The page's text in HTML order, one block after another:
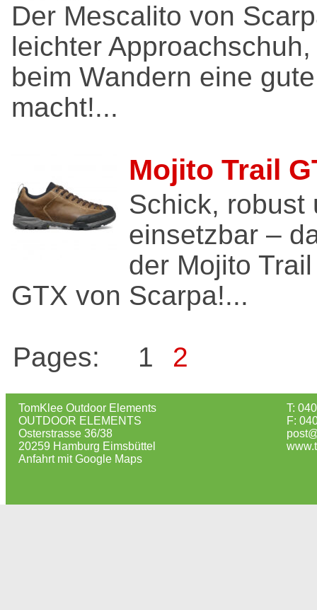
Der Mescalito von
leichter
beim Wandern eine
macht!...
Mojito Trail
Schick, robust
einsetzbar –
der Mojito Trail
GTX von Scarpa!...
Pages: 1 2
TomKlee Outdoor Elements
OUTDOOR ELEMENTS
Osterstrasse 36/38
20259 Hamburg Eimsbüttel
Anfahrt mit Google Maps
T:
F: